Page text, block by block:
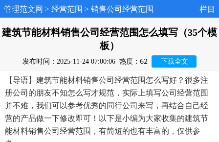
管理范文网 > 经营范围 > 销售公司经营范围 栏目
建筑节能材料销售公司经营范围怎么填写（35个模
板）
发布时间：2025-11-24 07:00:06 热度： 62 下载全文
【导语】建筑节能材料销售公司经营范围怎么写好？很多注
册公司的朋友不知怎么写才规范，实际上填写公司经营范围
并不难，我们可以参考优秀的同行公司来写，再结合自己经
营的产品做一下修改即可！以下是小编为大家收集的建筑节
能材料销售公司经营范围，有简短的也有丰富的，仅供参